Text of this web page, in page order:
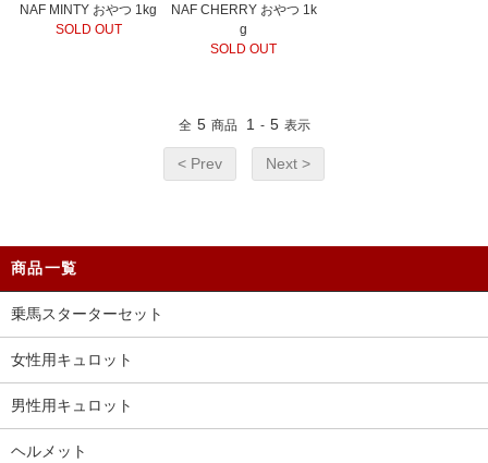
NAF MINTY おやつ 1kg
SOLD OUT
NAF CHERRY おやつ 1k
g
SOLD OUT
全 5 商品 1 - 5 表示
< Prev Next >
商品一覧
乗馬スターターセット
女性用キュロット
男性用キュロット
ヘルメット